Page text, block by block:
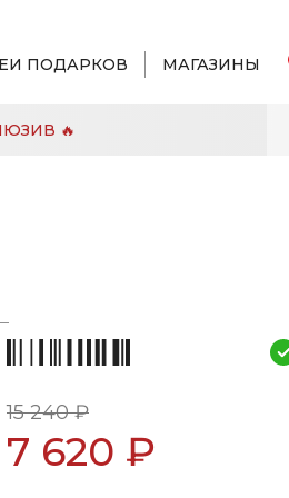
ПОДАРКОВ МАГАЗИНЫ
🔥
15 240 ₽
7 620 ₽